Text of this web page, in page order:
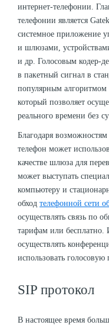
интернет-телефонии.
телефонии является
системное приложение
и шлюзами,
и др. Голосовым кодер-
в пакетный сигнал в
популярным алгоритмом
который позволяет
реального времени без
Благодаря
телефон может
качестве шлюза для
может выступать
компьютеру и
обход телефонной сети
осуществлять связь по
тарифам или бесплатно.
осуществлять
использовать голосовую
SIP протокол
В настоящее время